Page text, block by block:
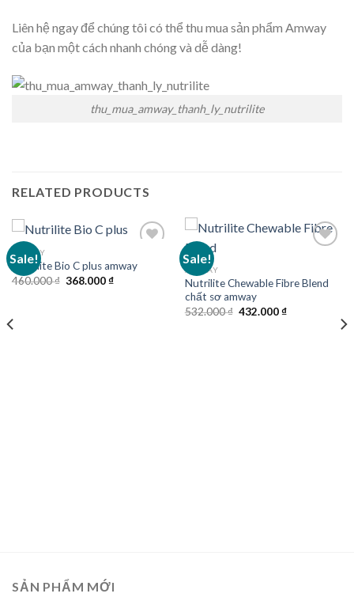
Liên hệ ngay để chúng tôi có thể thu mua sản phẩm Amway
của bạn một cách nhanh chóng và dễ dàng!
thu_mua_amway_thanh_ly_nutrilite
RELATED PRODUCTS
Sale!
AMWAY
Nutrilite Bio C plus amway
460.000₫ Original
368.000₫Current
Sale!
AMWAY
Nutrilite Chewable Fibre Blend
chất sơ amway
532.000₫ Original
432.000₫Current
SẢN PHẨM MỚI